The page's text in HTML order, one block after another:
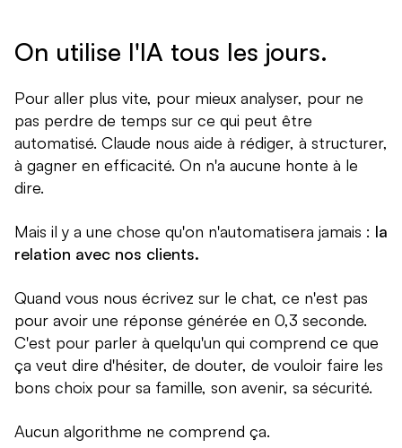
On utilise l'IA tous les jours.
Pour aller plus vite, pour mieux analyser, pour ne
pas perdre de temps sur ce qui peut être
automatisé. Claude nous aide à rédiger, à structurer,
à gagner en efficacité. On n'a aucune honte à le
dire.
Mais il y a une chose qu'on n'automatisera jamais : la
relation avec nos clients.
Quand vous nous écrivez sur le chat, ce n'est pas
pour avoir une réponse générée en 0,3 seconde.
C'est pour parler à quelqu'un qui comprend ce que
ça veut dire d'hésiter, de douter, de vouloir faire les
bons choix pour sa famille, son avenir, sa sécurité.
Aucun algorithme ne comprend ça.